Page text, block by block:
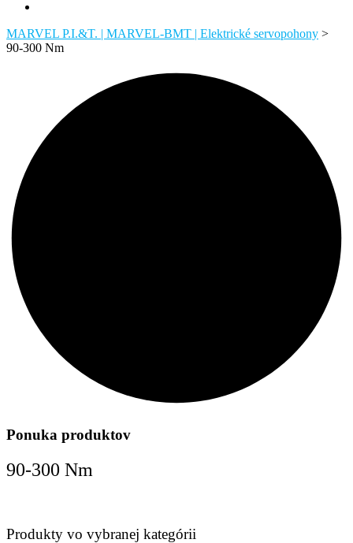
MARVEL P.I.&T. | MARVEL-BMT | Elektrické servopohony >
90-300 Nm
Ponuka produktov
90-300 Nm
Produkty vo vybranej kategórii